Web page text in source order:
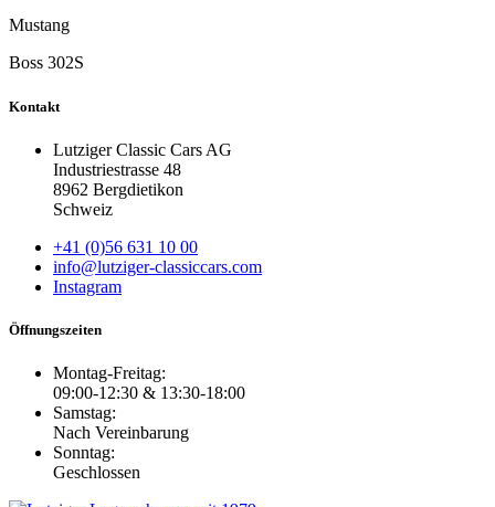
Mustang
Boss 302S
Kontakt
Lutziger Classic Cars AG
Industriestrasse 48
8962 Bergdietikon
Schweiz
+41 (0)56 631 10 00
info@lutziger-classiccars.com
Instagram
Öffnungszeiten
Montag-Freitag:
09:00-12:30 & 13:30-18:00
Samstag:
Nach Vereinbarung
Sonntag:
Geschlossen